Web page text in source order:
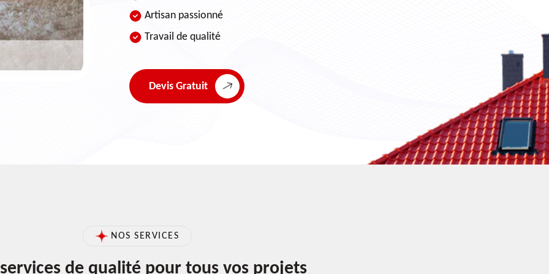
Artisan passionné
Travail de qualité
Devis Gratuit
NOS SERVICES
de qualité pour tous vos projets